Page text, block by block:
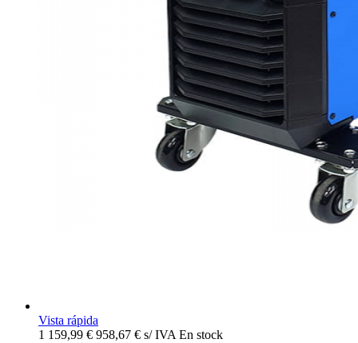
Vista rápida
1 159,99 € 958,67 € s/ IVA En stock